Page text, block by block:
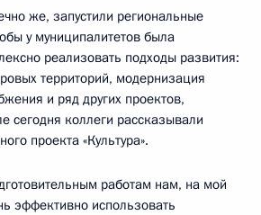
же, запустили региональные
у муниципалитетов была
реализовать подходы развития:
территорий, модернизация
и ряд других проектов,
сегодня коллеги рассказывали
проекта «Культура».
работам нам, на мой
эффективно использовать